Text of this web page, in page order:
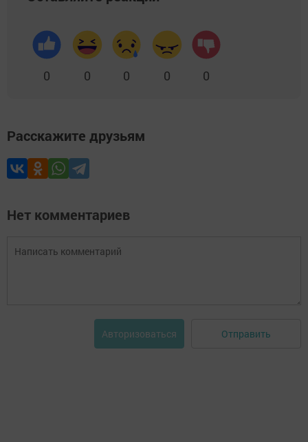
0 0 0 0 0
Расскажите друзьям
Нет комментариев
Авторизоваться Отправить